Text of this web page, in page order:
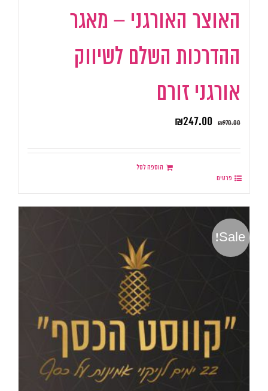
האוצר האורגני – מאגר
ההדרכות השלם לשיווק
אורגני זורם
₪970.00
₪247.00
הוספה לסל
פרטים
Sale!